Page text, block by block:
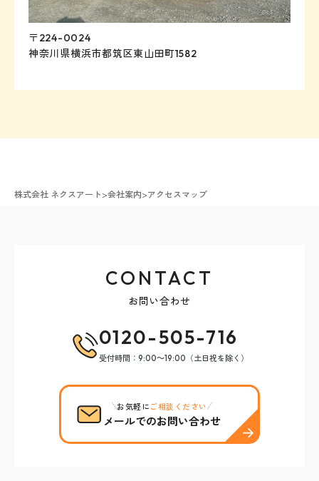
〒224-0024
神奈川県横浜市都筑区東山田町1582
株式会社 ネクスアート>会社案内>アクセスマップ
CONTACT
お問い合わせ
0120-505-716
受付時間：9:00～19:00（土日祝を除く）
お気軽にご相談ください
メールでのお問い合わせ